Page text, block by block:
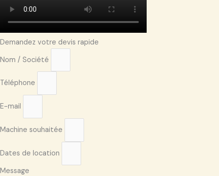
Demandez votre devis rapide
Nom / Société
Téléphone
E-mail
Machine souhaitée
Dates de location
Message